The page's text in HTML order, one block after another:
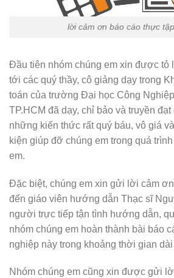
lời cảm ơn báo cáo thực
Đầu tiên nhóm chúng em xin được tỏ
tới các quý thầy, cô giảng dạy trong
toán của trường Đại học Công
TP.HCM đã dạy, chỉ bảo và truyền
những kiến thức rất quý báu, vô giá
kiện giúp đỡ chúng em trong quá
em.
Đặc biệt, chúng em xin gửi lời cảm
đến giáo viên hướng dẫn Thạc sĩ
người trực tiếp tận tình hướng dẫn,
nhóm chúng em hoàn thành bài báo
nghiệp này trong khoảng thời gian
Nhóm chúng em cũng xin được gửi